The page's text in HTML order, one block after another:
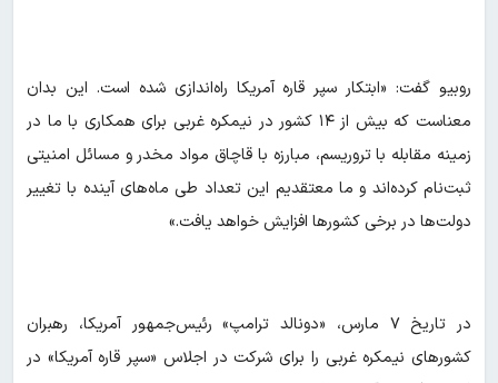
روبیو گفت: «ابتکار سپر قاره آمریکا راه‌اندازی شده است. این بدان
معناست که بیش از ۱۴ کشور در نیمکره غربی برای همکاری با ما در
زمینه مقابله با تروریسم، مبارزه با قاچاق مواد مخدر و مسائل امنیتی
ثبت‌نام کرده‌اند و ما معتقدیم این تعداد طی ماه‌های آینده با تغییر
دولت‌ها در برخی کشورها افزایش خواهد یافت.»
در تاریخ ۷ مارس، «دونالد ترامپ» رئیس‌جمهور آمریکا، رهبران
کشورهای نیمکره غربی را برای شرکت در اجلاس «سپر قاره آمریکا» در